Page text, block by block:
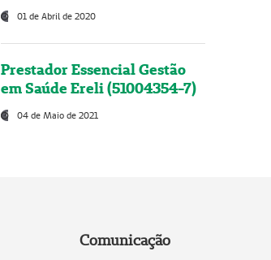
01 de Abril de 2020
Prestador Essencial Gestão
em Saúde Ereli (51004354-7)
04 de Maio de 2021
Comunicação